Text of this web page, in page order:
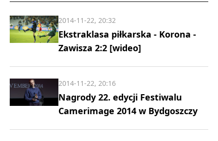
Ekstraklasa piłkarska - Korona -
Zawisza 2:2 [wideo]
2014-11-22, 20:32
Nagrody 22. edycji Festiwalu
Camerimage 2014 w Bydgoszczy
2014-11-22, 20:16